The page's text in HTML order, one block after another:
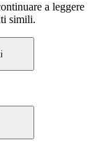
a leggere
simili.